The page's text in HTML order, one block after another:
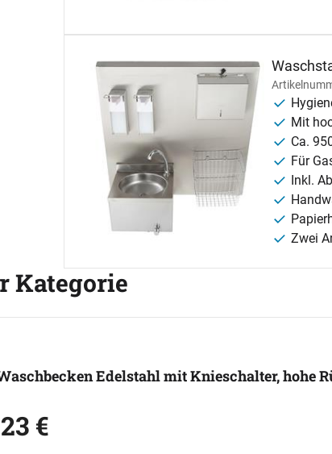
Mit
Ca.
Für
Inkl.
Zwei
Kategorie
Edelstahl mit Knieschalter, hohe
23 €